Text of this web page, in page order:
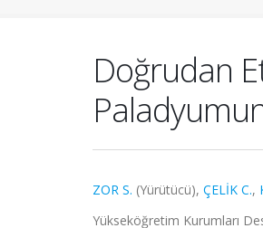
Doğrudan
ZOR S. (Yürütücü), ÇELİK C.,
Yükseköğretim Kurumları